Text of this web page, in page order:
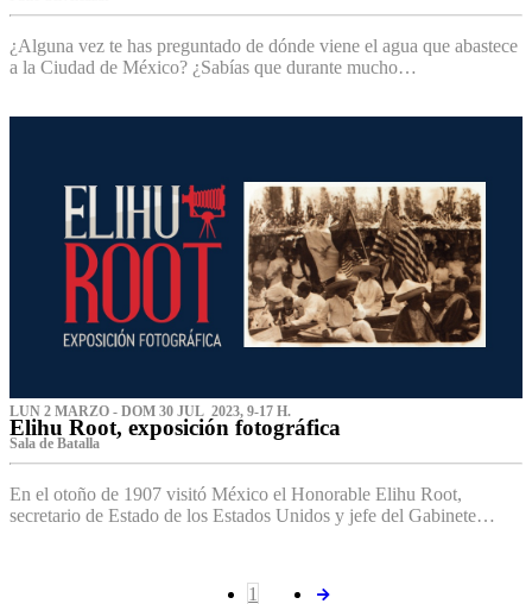
¿Alguna vez te has preguntado de dónde viene el agua que abastece
a la Ciudad de México? ¿Sabías que durante mucho…
LUN 2 MARZO - DOM 30 JUL 2023, 9-17 H.
Elihu Root, exposición fotográfica
Sala de Batalla
En el otoño de 1907 visitó México el Honorable Elihu Root,
secretario de Estado de los Estados Unidos y jefe del Gabinete…
1